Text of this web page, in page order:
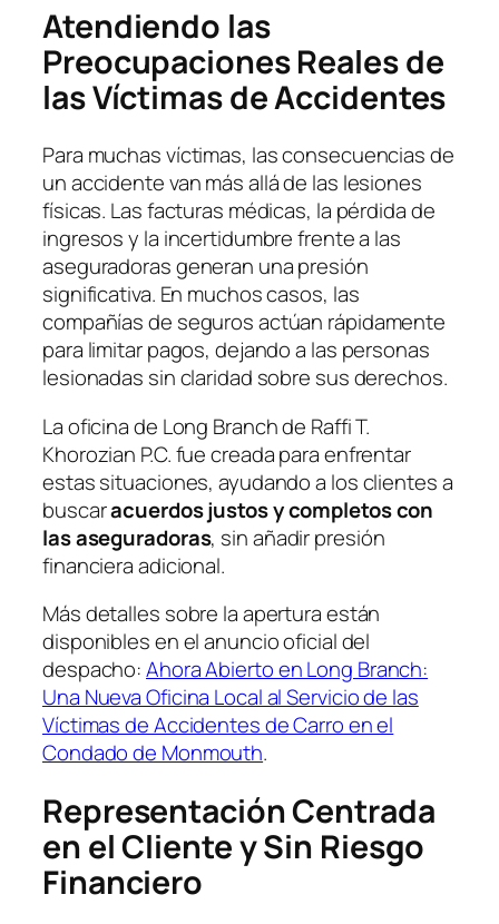
Atendiendo las
Preocupaciones Reales de
las Víctimas de Accidentes
Para muchas víctimas, las consecuencias de
un accidente van más allá de las lesiones
físicas. Las facturas médicas, la pérdida de
ingresos y la incertidumbre frente a las
aseguradoras generan una presión
significativa. En muchos casos, las
compañías de seguros actúan rápidamente
para limitar pagos, dejando a las personas
lesionadas sin claridad sobre sus derechos.
La oficina de Long Branch de Raffi T.
Khorozian P.C. fue creada para enfrentar
estas situaciones, ayudando a los clientes a
buscaracuerdos justos y completos con
las aseguradoras, sin añadir presión
financiera adicional.
Más detalles sobre la apertura están
disponibles en el anuncio oficial del
despacho:Ahora Abierto en Long Branch:
Una Nueva Oficina Local al Servicio de las
Víctimas de Accidentes de Carro en el
Condado de Monmouth.
Representación Centrada
en el Cliente y Sin Riesgo
Financiero